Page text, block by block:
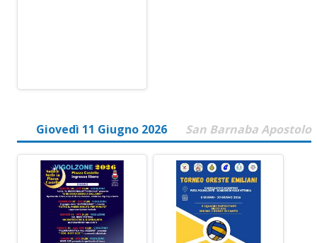
Giovedì 11 Giugno 2026 San Barnaba Apostolo